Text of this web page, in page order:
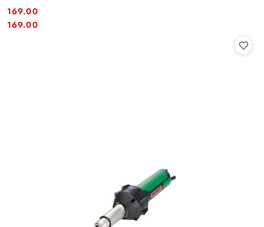
Cena:
169.00
Cena:
169.00